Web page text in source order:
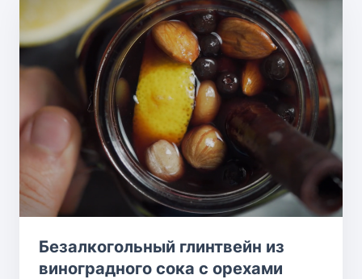
Безалкогольный глинтвейн из
виноградного сока с орехами